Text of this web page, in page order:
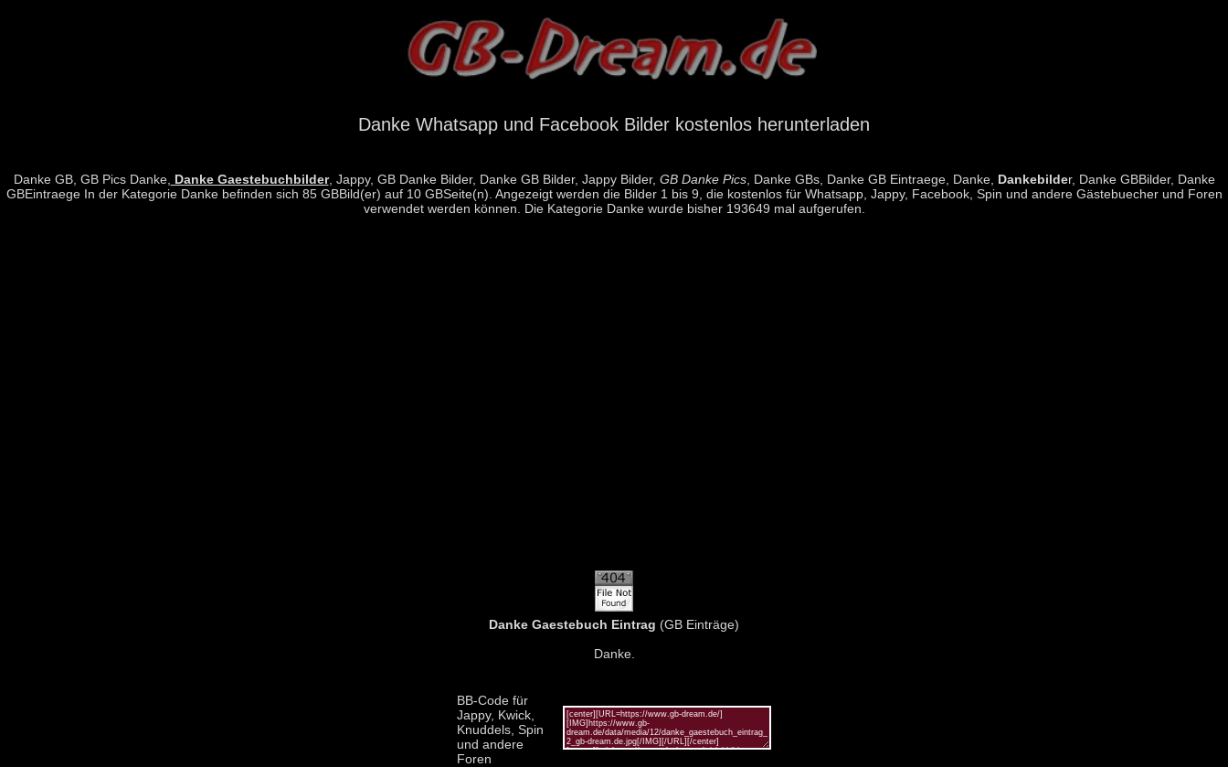
Danke Whatsapp und Facebook Bilder kostenlos herunterladen
Danke GB, GB Pics Danke, Danke Gaestebuchbilder, Jappy, GB Danke Bilder, Danke GB Bilder, Jappy Bilder, GB Danke Pics, Danke GBs, Danke GB Eintraege, Danke, Dankebilder, Danke GBBilder, Danke
GBEintraege In der Kategorie Danke befinden sich 85 GBBild(er) auf 10 GBSeite(n). Angezeigt werden die Bilder 1 bis 9, die kostenlos für Whatsapp, Jappy, Facebook, Spin und andere Gästebuecher und Foren
verwendet werden können. Die Kategorie Danke wurde bisher 193649 mal aufgerufen.
Danke Gaestebuch Eintrag (GB Einträge)
Danke.
BB-Code für
Jappy, Kwick,
Knuddels, Spin
und andere
Foren